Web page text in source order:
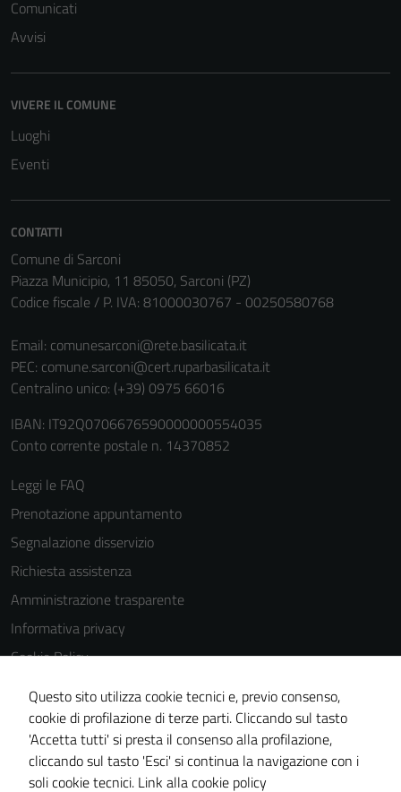
Comunicati
Avvisi
VIVERE IL COMUNE
Luoghi
Eventi
CONTATTI
Comune di Sarconi
Piazza Municipio, 11 85050, Sarconi (PZ)
Codice fiscale / P. IVA: 81000030767 - 00250580768
Email: comunesarconi@rete.basilicata.it
PEC: comune.sarconi@cert.ruparbasilicata.it
Centralino unico: (+39) 0975 66016
IBAN: IT92Q0706676590000000554035
Conto corrente postale n. 14370852
Leggi le FAQ
Prenotazione appuntamento
Segnalazione disservizio
Richiesta assistenza
Amministrazione trasparente
Informativa privacy
Cookie Policy
Note legali
Dichiarazione di accessibilità
Piano di miglioramento del sito
Statistiche sito web
Questo sito utilizza cookie tecnici e, previo consenso,
cookie di profilazione di terze parti. Cliccando sul tasto
'Accetta tutti' si presta il consenso alla profilazione,
cliccando sul tasto 'Esci' si continua la navigazione con i
soli cookie tecnici. Link alla cookie policy